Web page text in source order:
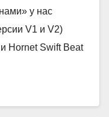
у нас
V1 и V2)
Hornet Swift Beat